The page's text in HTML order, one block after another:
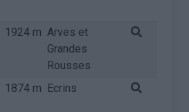
1924 m Arves et
Grandes
Rousses
1874 m Ecrins